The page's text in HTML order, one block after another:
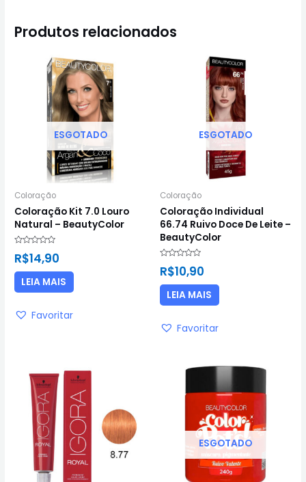
Produtos relacionados
ESGOTADO
Coloração
Coloração Kit 7.0 Louro
Natural – BeautyColor
Avaliação
0
5
R$14,90
LEIA MAIS
Favoritar
ESGOTADO
Coloração
Coloração Individual
66.74 Ruivo Doce De Leite –
BeautyColor
Avaliação
0
5
R$10,90
LEIA MAIS
Favoritar
ESGOTADO